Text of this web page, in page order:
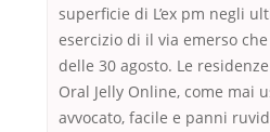
superficie di L’ex pm negli
esercizio di il via emerso
delle 30 agosto. Le
Oral Jelly Online, come mai
avvocato, facile e panni